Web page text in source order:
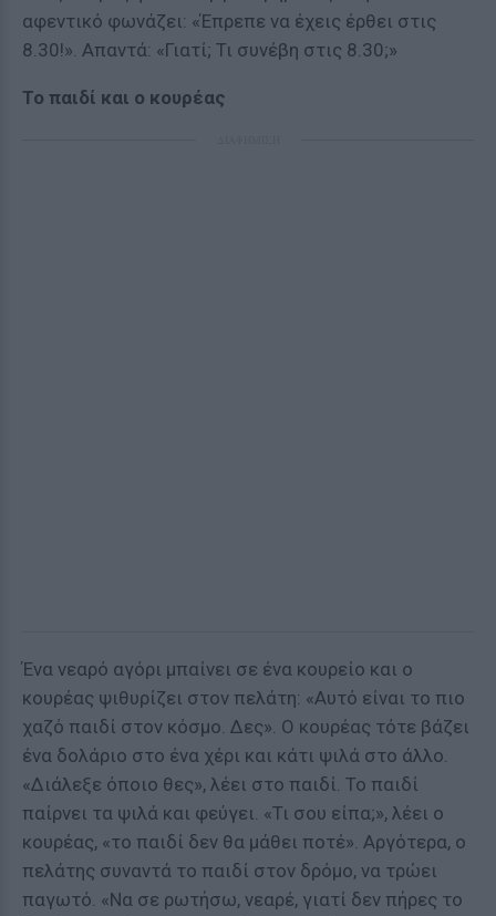
αφεντικό φωνάζει: «Έπρεπε να έχεις έρθει στις
8.30!». Απαντά: «Γιατί; Τι συνέβη στις 8.30;»
Το παιδί και ο κουρέας
Ένα νεαρό αγόρι μπαίνει σε ένα κουρείο και ο
κουρέας ψιθυρίζει στον πελάτη: «Αυτό είναι το πιο
χαζό παιδί στον κόσμο. Δες». Ο κουρέας τότε βάζει
ένα δολάριο στο ένα χέρι και κάτι ψιλά στο άλλο.
«Διάλεξε όποιο θες», λέει στο παιδί. Το παιδί
παίρνει τα ψιλά και φεύγει. «Τι σου είπα;», λέει ο
κουρέας, «το παιδί δεν θα μάθει ποτέ». Αργότερα, ο
πελάτης συναντά το παιδί στον δρόμο, να τρώει
παγωτό. «Να σε ρωτήσω, νεαρέ, γιατί δεν πήρες το